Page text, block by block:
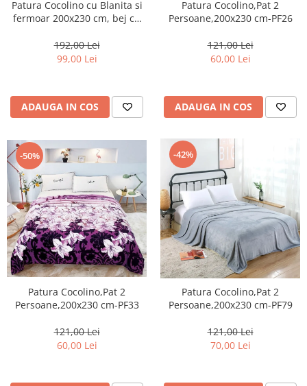
Patura Cocolino cu Blanita si
fermoar 200x230 cm, bej cu
192,00 Lei
99,00 Lei
ADAUGA IN COS
Patura Cocolino,Pat 2
Persoane,200x230 cm-PF26
121,00 Lei
60,00 Lei
ADAUGA IN COS
-50%
Patura Cocolino,Pat 2
Persoane,200x230 cm-PF33
121,00 Lei
60,00 Lei
-42%
Patura Cocolino,Pat 2
Persoane,200x230 cm-PF79
121,00 Lei
70,00 Lei